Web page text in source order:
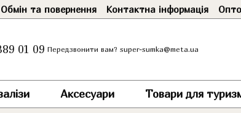
Обмін та повернення Контактна інформація
01 09 Передзвонити вам? super-sumka@meta.ua
Аксесуари Товари для